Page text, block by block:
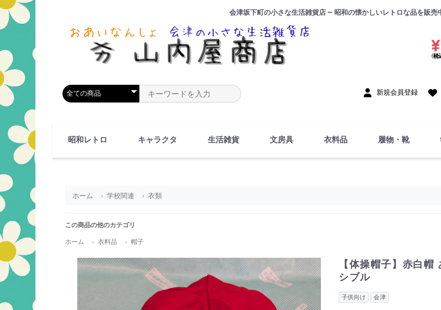
会津坂下町の小さな生活雑貨店 — 昭和の懐かしいレトロな品を販売
商品カテゴリを選択 商品名やキーワードを入力 新規会員登録
昭和レトロ キャラクタ 生活雑貨 文房具 衣料品 履物・靴
ホーム 学校関連 衣類
この商品の他のカテゴリ
ホーム 衣料品 帽子
【体操帽子】赤白
シブル
子供向け 会津